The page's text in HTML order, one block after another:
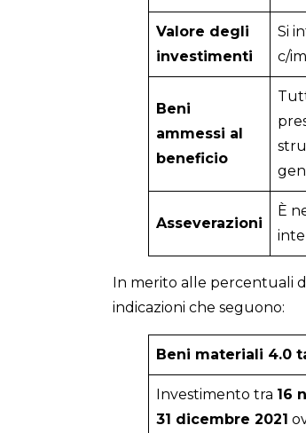
Valore degli
investimenti
Si
c/
Beni
ammessi al
beneficio
Asseverazioni
È
In merito alle percentuali
indicazioni che seguono:
Beni materiali 4.0
Investimento tra 16
31 dicembre 2021